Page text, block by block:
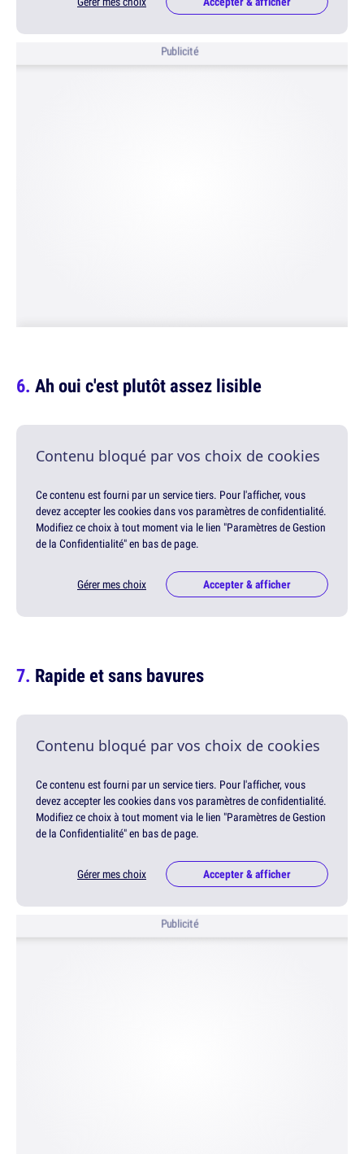
Publicité
Ah oui c'est plutôt assez lisible
Contenu bloqué par vos choix de cookies
Ce contenu est fourni par un service tiers. Pour l'afficher, vous
devez accepter les cookies dans vos paramètres de confidentialité.
Modifiez ce choix à tout moment via le lien "Paramètres de Gestion
de la Confidentialité" en bas de page.
Gérer mes choix Accepter & afficher
Rapide et sans bavures
Contenu bloqué par vos choix de cookies
Ce contenu est fourni par un service tiers. Pour l'afficher, vous
devez accepter les cookies dans vos paramètres de confidentialité.
Modifiez ce choix à tout moment via le lien "Paramètres de Gestion
de la Confidentialité" en bas de page.
Gérer mes choix Accepter & afficher
Publicité